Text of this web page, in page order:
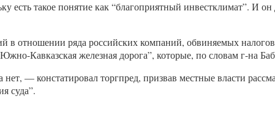
есть такое понятие как “благоприятный инвестклимат”. И
в отношении ряда российских компаний, обвиняемых
Кавказская железная дорога”, которые, по словам г-на
— констатировал торгпред, призвав местные власти
суда”.